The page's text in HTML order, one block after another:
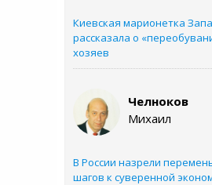
Киевская марионетка
рассказала о
хозяев
Челноков
Михаил
В России назрели
шагов к суверенной